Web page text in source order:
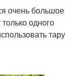
очень большое
одного
тару